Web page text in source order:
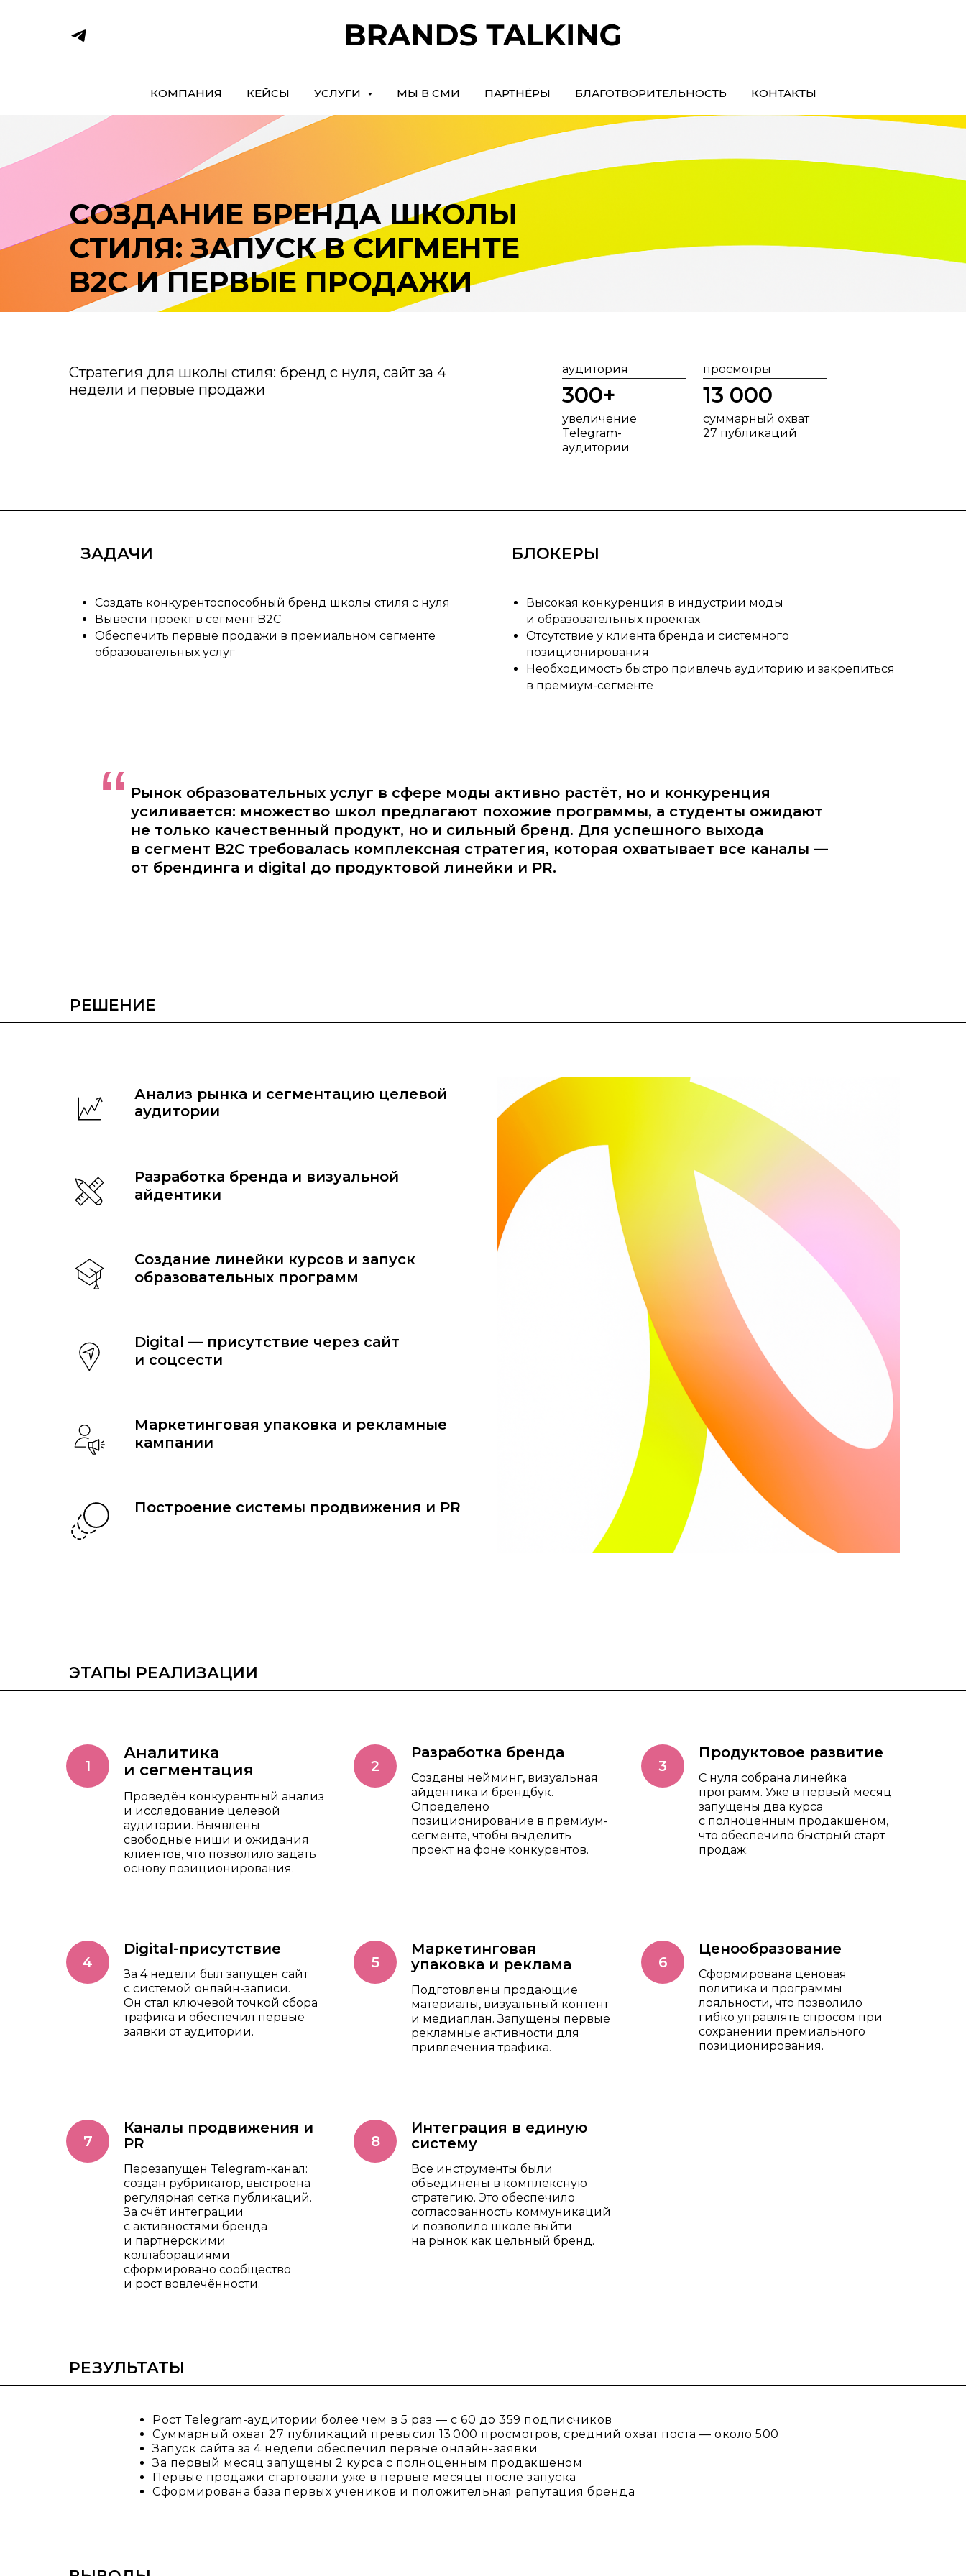
КОМПАНИЯ КЕЙСЫ УСЛУГИ МЫ В СМИ ПАРТНЁРЫ БЛАГОТВОРИТЕЛЬНОСТЬ КОНТАКТЫ
СОЗДАНИЕ БРЕНДА ШКОЛЫ
СТИЛЯ: ЗАПУСК В СИГМЕНТЕ
B2C И ПЕРВЫЕ ПРОДАЖИ
Стратегия для школы стиля: бренд с нуля, сайт за 4
недели и первые продажи
просмотры
13 000
суммарный охват
27 публикаций
аудитория
300+
увеличение
Telegram-
аудитории
ЗАДАЧИ
Создать конкурентоспособный бренд школы стиля с нуля
Вывести проект в сегмент B2C
Обеспечить первые продажи в премиальном сегменте
образовательных услуг
БЛОКЕРЫ
Высокая конкуренция в индустрии моды
и образовательных проектах
Отсутствие у клиента бренда и системного
позиционирования
Необходимость быстро привлечь аудиторию и закрепиться
в премиум-сегменте
“ Рынок образовательных услуг в сфере моды активно растёт, но и конкуренция
усиливается: множество школ предлагают похожие программы, а студенты ожидают
не только качественный продукт, но и сильный бренд. Для успешного выхода
в сегмент B2C требовалась комплексная стратегия, которая охватывает все каналы —
от брендинга и digital до продуктовой линейки и PR.
РЕШЕНИЕ
Анализ рынка и сегментацию целевой
аудитории
Разработка бренда и визуальной
айдентики
Создание линейки курсов и запуск
образовательных программ
Digital — присутствие через сайт
и соцсести
Маркетинговая упаковка и рекламные
кампании
Построение системы продвижения и PR
ЭТАПЫ РЕАЛИЗАЦИИ
Аналитика
и сегментация
Проведён конкурентный анализ
и исследование целевой
аудитории. Выявлены
свободные ниши и ожидания
клиентов, что позволило задать
основу позиционирования.
Разработка бренда
Созданы нейминг, визуальная
айдентика и брендбук.
Определено
позиционирование в премиум-
сегменте, чтобы выделить
проект на фоне конкурентов.
Продуктовое развитие
С нуля собрана линейка
программ. Уже в первый месяц
запущены два курса
с полноценным продакшеном,
что обеспечило быстрый старт
продаж.
Digital-присутствие
За 4 недели был запущен сайт
с системой онлайн-записи.
Он стал ключевой точкой сбора
трафика и обеспечил первые
заявки от аудитории.
Маркетинговая
упаковка и реклама
Подготовлены продающие
материалы, визуальный контент
и медиаплан. Запущены первые
рекламные активности для
привлечения трафика.
Ценообразование
Сформирована ценовая
политика и программы
лояльности, что позволило
гибко управлять спросом при
сохранении премиального
позиционирования.
Каналы продвижения и
PR
Перезапущен Telegram-канал:
создан рубрикатор, выстроена
регулярная сетка публикаций.
За счёт интеграции
с активностями бренда
и партнёрскими
коллаборациями
сформировано сообщество
и рост вовлечённости.
Интеграция в единую
систему
Все инструменты были
объединены в комплексную
стратегию. Это обеспечило
согласованность коммуникаций
и позволило школе выйти
на рынок как цельный бренд.
РЕЗУЛЬТАТЫ
Рост Telegram-аудитории более чем в 5 раз — с 60 до 359 подписчиков
Суммарный охват 27 публикаций превысил 13 000 просмотров, средний охват поста — около 500
Запуск сайта за 4 недели обеспечил первые онлайн-заявки
За первый месяц запущены 2 курса с полноценным продакшеном
Первые продажи стартовали уже в первые месяцы после запуска
Сформирована база первых учеников и положительная репутация бренда